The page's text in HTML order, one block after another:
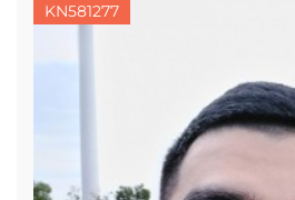
KN581277